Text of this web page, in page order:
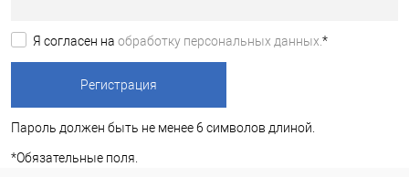
Я согласен на обработку персональных данных. *
Пароль должен быть не менее 6 символов длиной.
*Обязательные поля.